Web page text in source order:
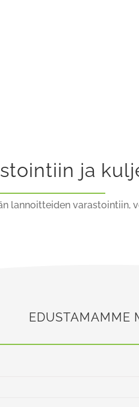
ja
lannoitteiden
EDUSTAMAMME